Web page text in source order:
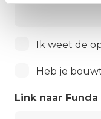
Oppervlakte
Ik weet de
een
Heb je
Link naar